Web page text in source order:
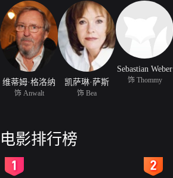
维蒂姆·格洛纳
饰 Anwalt
凯萨琳·萨斯
饰 Bea
Sebastian Weber
饰 Thommy
电影排行榜